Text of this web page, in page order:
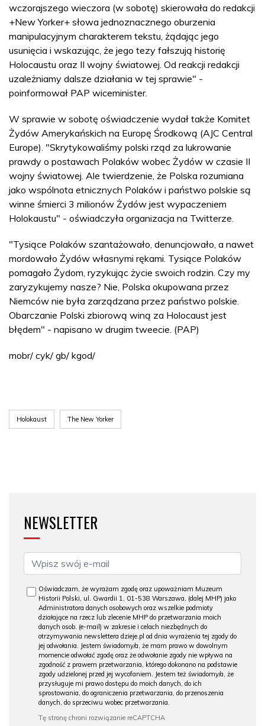
wczorajszego wieczora (w sobotę) skierowała do redakcji
+New Yorker+ słowa jednoznacznego oburzenia
manipulacyjnym charakterem tekstu, żądając jego
usunięcia i wskazując, że jego tezy fałszują historię
Holocaustu oraz II wojny światowej. Od reakcji redakcji
uzależniamy dalsze działania w tej sprawie" -
poinformował PAP wiceminister.
W sprawie w sobotę oświadczenie wydał także Komitet
Żydów Amerykańskich na Europę Środkową (AJC Central
Europe). "Skrytykowaliśmy polski rząd za lukrowanie
prawdy o postawach Polaków wobec Żydów w czasie II
wojny światowej. Ale twierdzenie, że Polska rozumiana
jako wspólnota etnicznych Polaków i państwo polskie są
winne śmierci 3 milionów Żydów jest wypaczeniem
Holokaustu" - oświadczyła organizacja na Twitterze.
"Tysiące Polaków szantażowało, denuncjowało, a nawet
mordowało Żydów własnymi rękami. Tysiące Polaków
pomagało Żydom, ryzykując życie swoich rodzin. Czy my
zaryzykujemy nasze? Nie, Polska okupowana przez
Niemców nie była zarządzana przez państwo polskie.
Obarczanie Polski zbiorową winą za Holocaust jest
błędem" - napisano w drugim tweecie. (PAP)
mobr/ cyk/ gb/ kgod/
Holokaust The New Yorker
NEWSLETTER
Oświadczam, że wyrażam zgodę oraz upoważniam Muzeum
Historii Polski, ul. Gwardii 1, 01-538 Warszawa, (dalej MHP) jako
Administratora danych osobowych oraz wszelkie podmioty
działające na rzecz lub zlecenie MHP do przetwarzania moich
danych osob. (e-mail) w zakresie i celach niezbędnych do
otrzymywania newslettera dzieje.pl od dnia wyrażenia tej zgody do
jej odwołania. Jestem świadomy/a, że mam prawo w dowolnym
momencie odwołać zgodę oraz że odwołanie zgody nie wpływa na
zgodność z prawem przetwarzania, którego dokonano na podstawie
zgody udzielonej przed jej wycofaniem. Jestem też świadomy/a, że
przysługuje mi prawo dostępu do moich danych, do ich
sprostowania, do ograniczenia przetwarzania, do przenoszenia
danych, do sprzeciwu wobec przetwarzania.